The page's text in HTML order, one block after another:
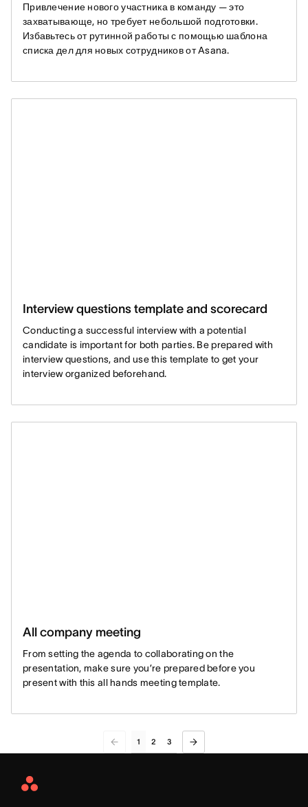
Привлечение нового участника в команду — это
захватывающе, но требует небольшой подготовки.
Избавьтесь от рутинной работы с помощью шаблона
списка дел для новых сотрудников от Asana.
Interview questions template and scorecard
Conducting a successful interview with a potential
candidate is important for both parties. Be prepared with
interview questions, and use this template to get your
interview organized beforehand.
All company meeting
From setting the agenda to collaborating on the
presentation, make sure you’re prepared before you
present with this all hands meeting template.
1 2 3
Asana